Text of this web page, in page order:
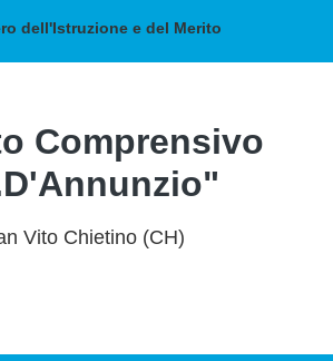
dell'Istruzione e del Merito
Comprensivo
Vito Chietino (CH)